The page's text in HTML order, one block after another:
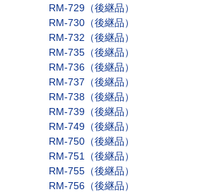
RM-729（後継品）
RM-730（後継品）
RM-732（後継品）
RM-735（後継品）
RM-736（後継品）
RM-737（後継品）
RM-738（後継品）
RM-739（後継品）
RM-749（後継品）
RM-750（後継品）
RM-751（後継品）
RM-755（後継品）
RM-756（後継品）